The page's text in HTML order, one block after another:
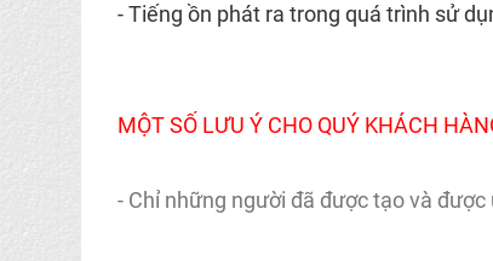
- Tiếng ồn phát ra trong quá trình sử
MỘT SỐ LƯU Ý CHO QUÝ KHÁCH
- Chỉ những người đã được tạo và